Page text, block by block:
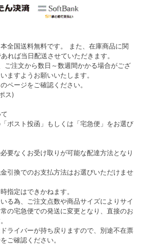
全国送料無料です。 また、在庫商品に関
れば当日配送させていただきます。
ご注文から数日～数週間かかる場合がござ
ますようお願いいたします。
のページをご確認ください。
ス)
ポスト投函」もしくは「宅急便」をお選び
要なくお受け取りが可能な配達方法となり
引換でのお支払方法はお選びいただけませ
指定はできかねます。
る為、ご注文点数や商品サイズによりサイ
の宅急便での発送に変更となり、直接のお
ライバーが持ち戻りますので、別途不在票
ご確認ください。